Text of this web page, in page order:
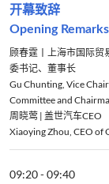
开幕致辞
Opening Remarks
顾春霆丨上海市国际贸
委书记、董事长
Gu Chunting, Vice
Committee and
周晓莺 | 盖世汽车CEO
Xiaoying Zhou, CEO of
09:20-09:40